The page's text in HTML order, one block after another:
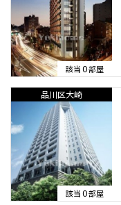
該当0部屋
品川区大崎
該当0部屋